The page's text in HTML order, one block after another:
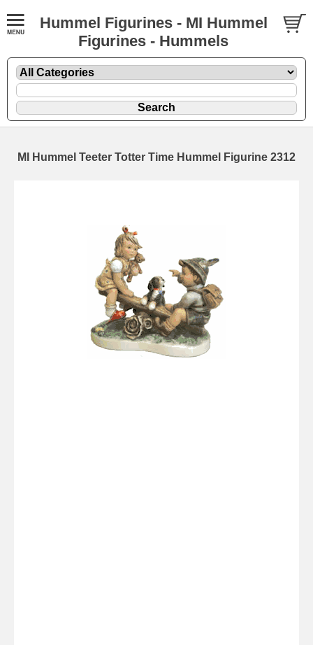
Hummel Figurines - MI Hummel
Figurines - Hummels
MI Hummel Teeter Totter Time Hummel Figurine 2312